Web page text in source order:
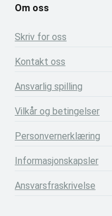
Om oss
Skriv for oss
Kontakt oss
Ansvarlig spilling
Vilkår og betingelser
Personvernerklæring
Informasjonskapsler
Ansvarsfraskrivelse